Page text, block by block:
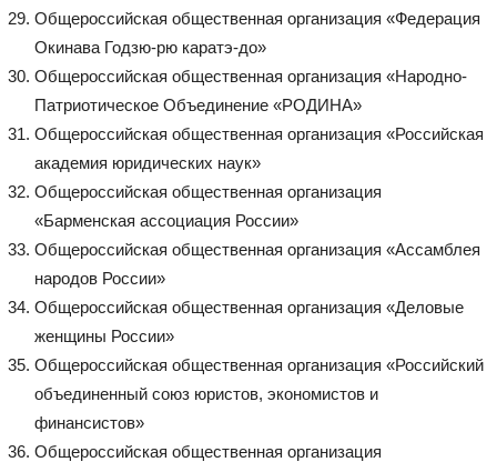
Общероссийская общественная организация «Федерация
Окинава Годзю-рю каратэ-до»
Общероссийская общественная организация «Народно-
Патриотическое Объединение «РОДИНА»
Общероссийская общественная организация «Российская
академия юридических наук»
Общероссийская общественная организация
«Барменская ассоциация России»
Общероссийская общественная организация «Ассамблея
народов России»
Общероссийская общественная организация «Деловые
женщины России»
Общероссийская общественная организация «Российский
объединенный союз юристов, экономистов и
финансистов»
Общероссийская общественная организация